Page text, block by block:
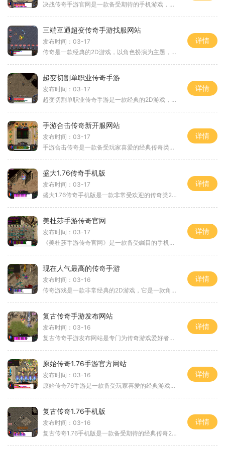
决战传奇手游官网是一款备受期待的手机游戏，该游戏以热血冒险为主题，采用了经典的MMORPG玩法，为玩家们提供了一个激情澎湃的游戏世界。在这个虚拟世界中，玩家们可以扮演勇敢
三端互通超变传奇手游找服网站
发布时间：03-17
传奇是一款经典的2D游戏，以角色扮演为主题，吸引了无数玩家的热爱。传奇游戏作为国内最具影响力的网游之一，自问世以来一直受到玩家们的追捧。游戏的特色在于万人在线和玩家的
详情
超变切割单职业传奇手游
发布时间：03-17
超变切割单职业传奇手游是一款经典的2D游戏，以角色扮演为核心，拥有万人在线的真实玩家互动。游戏中，玩家可以选择不同的职业，进行战斗、冒险和探索。腿甲、打怪、升级、印以
详情
手游合击传奇新开服网站
发布时间：03-17
手游合击传奇是一款备受玩家喜爱的经典传奇类手游，如今又推出了新开服网站，为广大玩家带来了全新的游戏体验。作为一款合击类游戏，手游合击传奇的玩法与传统的传奇游戏有所
详情
盛大1.76传奇手机版
发布时间：03-17
盛大1.76传奇手机版是一款非常受欢迎的传奇类2D游戏，它继承了经典的传奇游戏玩法，让玩家们可以在手机上畅快体验传奇的乐趣。作为一款角色扮演游戏，盛大1.76传奇手机版拥有着庞
详情
美杜莎手游传奇官网
发布时间：03-17
《美杜莎手游传奇官网》是一款备受瞩目的手机游戏，官方网站汇集了玩家们对游戏的独特体验和评价。游戏以传奇题材为基础，将经典的游戏元素与创新的游戏机制相结合，为玩家们
详情
现在人气最高的传奇手游
发布时间：03-16
传奇游戏是一款非常经典的2D游戏，它是一款角色扮演类游戏，以其精美的画面和丰富的玩法受到了广大玩家的喜爱。这款游戏拥有万人在线的特点，玩家可以与其他真实玩家进行互动，
详情
复古传奇手游发布网站
发布时间：03-16
复古传奇手游发布网站是专门为传奇游戏爱好者精心打造的一个在线平台。传奇游戏是一款经典的2D游戏，以角色扮演为主题，具有万人在线、玩家互动等特点，深受玩家们的喜爱。作为
详情
原始传奇1.76手游官方网站
发布时间：03-16
原始传奇76手游是一款备受玩家喜爱的经典游戏。这款游戏于2018年8月由中国顶尖游戏开发团队正式推出，迅速赢得了众多游戏玩家的青睐。原始传奇76手游官方网站为玩家提供了全面的
详情
复古传奇1.76手机版
发布时间：03-16
复古传奇1.76手机版是一款备受期待的经典传奇2D游戏。作为一款角色扮演游戏，它能够带领玩家们回到那个充满荣耀和激情的传奇世界。游戏集万人在线、玩家互动、副本、4PK系统、爆
详情